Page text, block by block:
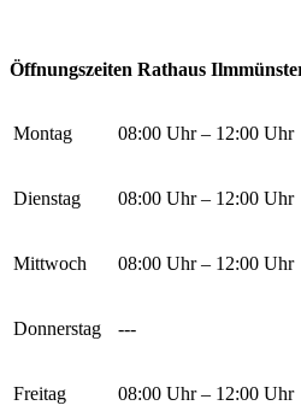
Öffnungszeiten Rathaus
Montag 08:00 Uhr – 12:00 Uhr
Dienstag 08:00 Uhr – 12:00 Uhr
Mittwoch 08:00 Uhr – 12:00 Uhr
Donnerstag ---
Freitag 08:00 Uhr – 12:00 Uhr